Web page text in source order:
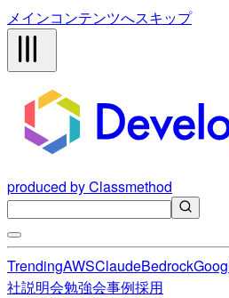
メインコンテンツへスキップ
produced by Classmethod
TrendingAWSClaudeBedrock
社説明会勉強会事例採用